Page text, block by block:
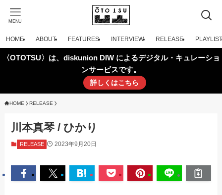
MENU
HOME ABOUT FEATURES INTERVIEW RELEASE PLAYLIST
〈OTOTSU〉は、diskunion DIW によるデジタル・キュレーショ
ンサービスです。
詳しくはこちら
HOME RELEASE
川本真琴 / ひかり
RELEASE 2023年9月20日